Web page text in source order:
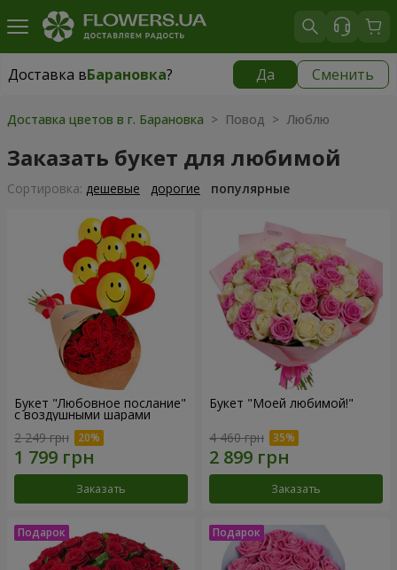
Доставка вБарановка? Да Сменить
Доставка вБарановка|
Доставка цветов в г. Барановка > Повод > Люблю
Заказать букет для любимой
Cортировка: дешевые дорогие популярные
Букет "Любовное послание"
с воздушными шарами
2 249 грн
Заказать
Букет "Моей любимой!"
4 460 грн
Заказать